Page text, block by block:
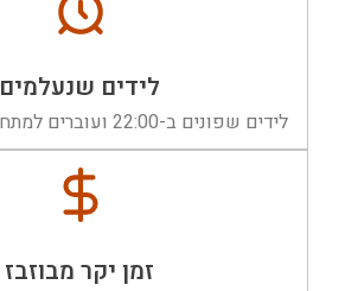
לידים שנעלמים
לידים שפונים ב-22:00 ועוברים למתחרים כי לא עניתם.
זמן יקר מבוזבז